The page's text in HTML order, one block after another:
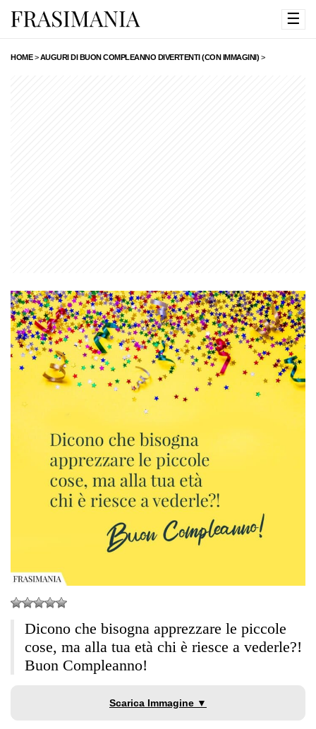
☰
HOME>AUGURI DI BUON COMPLEANNO DIVERTENTI (CON IMMAGINI) >
Dicono che bisogna apprezzare le piccole
cose, ma alla tua età chi è riesce a vederle?!
Buon Compleanno!
Scarica Immagine ▼